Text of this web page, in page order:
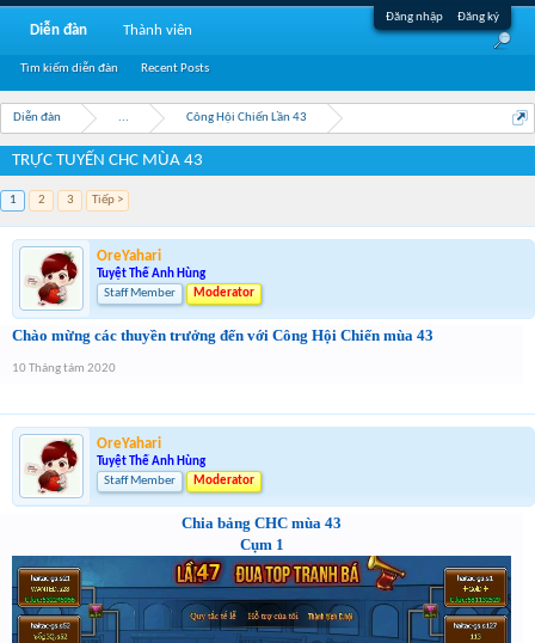
Đăng nhập Đăng ký
Diễn đàn ... Công Hội Chiến Lần 43
TRỰC TUYẾN CHC MÙA 43
1 2 3 Tiếp >
OreYahari
Tuyệt Thế Anh Hùng
Staff Member
Moderator
Chào mừng các thuyền trưởng đến với Công Hội Chiến mùa 43
10 Tháng tám 2020
OreYahari
Tuyệt Thế Anh Hùng
Staff Member
Moderator
Chia bảng CHC mùa 43
Cụm 1
Diễn đàn
Tìm kiếm diễn đàn Recent Posts
Thành viên